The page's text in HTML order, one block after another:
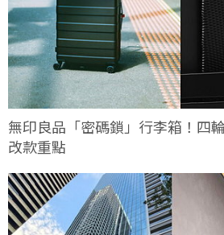
無印良品「密碼鎖」行李箱！四
改款重點